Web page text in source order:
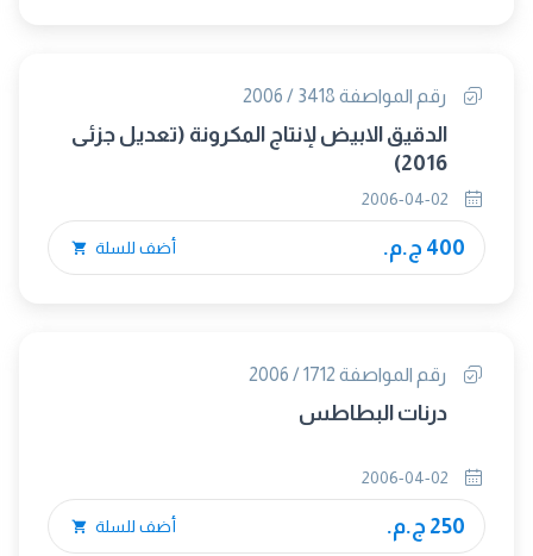
رقم المواصفة 3418 / 2006
الدقيق الابيض لإنتاج المكرونة (تعديل جزئى
2016)
400 ج.م. أضف للسلة
رقم المواصفة 1712 / 2006
درنات البطاطس
250 ج.م. أضف للسلة